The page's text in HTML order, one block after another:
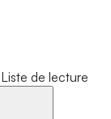
Liste de lecture